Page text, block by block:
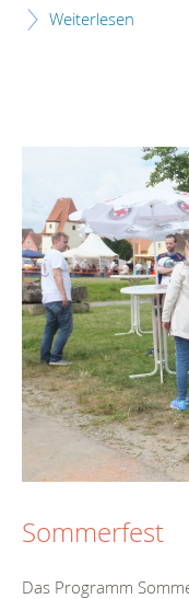
Weiterlesen
Sommerfest
Das Programm